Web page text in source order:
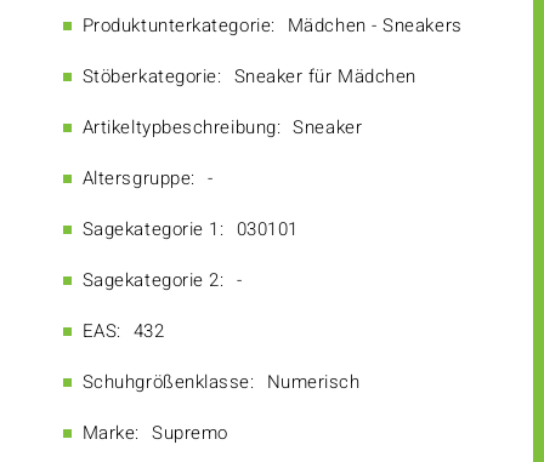
Produktunterkategorie: Mädchen - Sneakers
Stöberkategorie: Sneaker für Mädchen
Artikeltypbeschreibung: Sneaker
Altersgruppe: -
Sagekategorie 1: 030101
Sagekategorie 2: -
EAS: 432
Schuhgrößenklasse: Numerisch
Marke: Supremo